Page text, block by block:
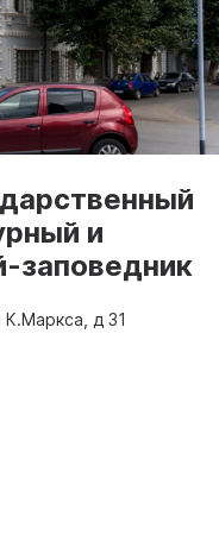
и
заповедник
К.Маркса, д 31